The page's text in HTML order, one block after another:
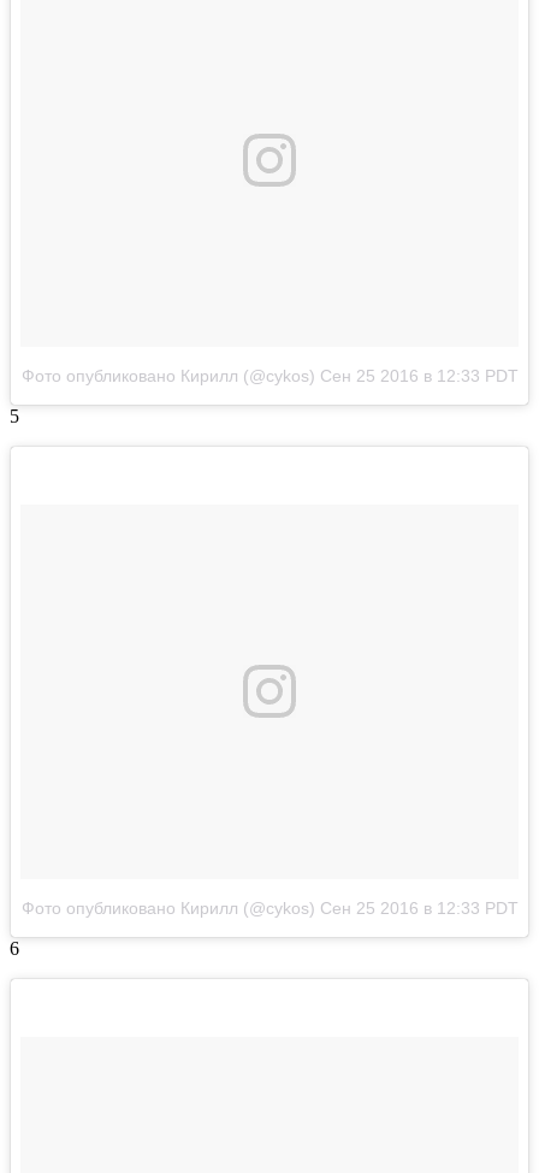
Фото опубликовано Кирилл (@cykos) Сен 25 2016 в 12:33 PDT
5
Фото опубликовано Кирилл (@cykos) Сен 25 2016 в 12:33 PDT
6